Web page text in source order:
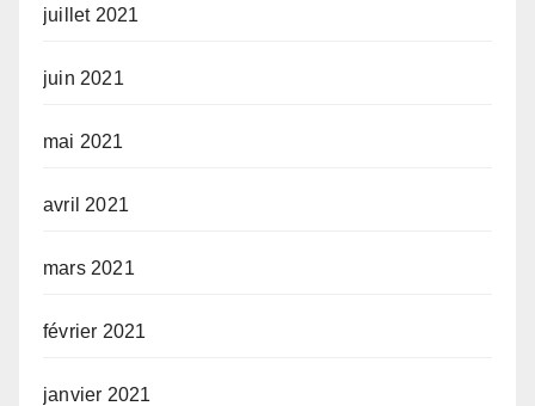
juillet 2021
juin 2021
mai 2021
avril 2021
mars 2021
février 2021
janvier 2021